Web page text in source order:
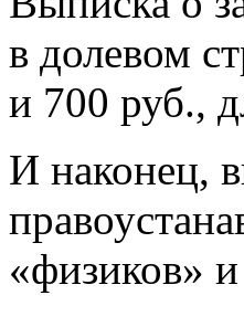
в долевом
и 700 руб.,
И наконец,
«физиков»